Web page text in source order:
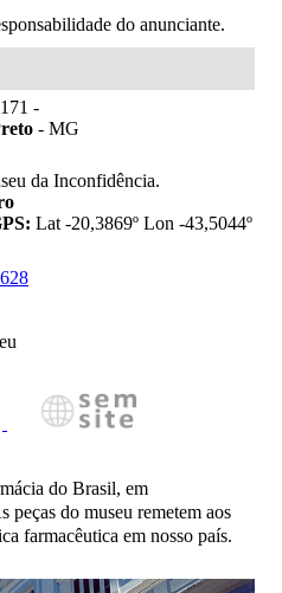
do anunciante.
-
- MG
da Inconfidência.
Lat -20,3869º Lon -43,5044º
do Brasil, em
peças do museu remetem aos
farmacêutica em nosso país.